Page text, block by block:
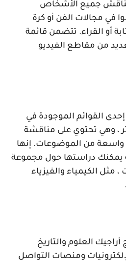
جميع الأشخاص
في مجالات الفن أو كرة
أو القراء. تتضمن قائمة
من مقاطع الفيديو
القوائم الموجودة في
، وهي تحتوي على مناقشة
من الموضوعات. إنها
دراستها حول مجموعة
الكيمياء والفيزياء
العلوم والتاريخ
ومنصات التواصل